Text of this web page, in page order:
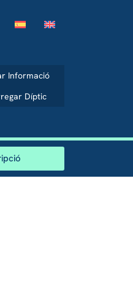
Informació
Díptic